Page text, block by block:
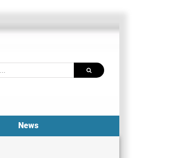
News